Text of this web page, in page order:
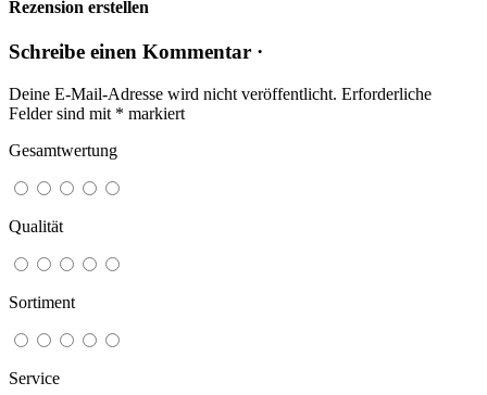
Rezension erstellen
Schreibe einen Kommentar ·
Deine E-Mail-Adresse wird nicht veröffentlicht. Erforderliche
Felder sind mit * markiert
Gesamtwertung
Qualität
Sortiment
Service